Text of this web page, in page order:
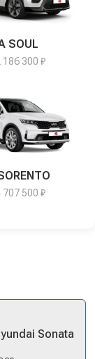
SOUL
186 300 ₽
707 500 ₽
Sonata